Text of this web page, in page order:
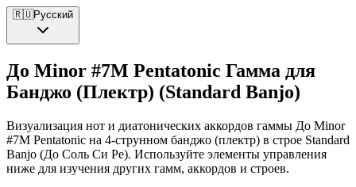
🇷🇺Русский
До Minor #7M Pentatonic Гамма для
Банджо (Плектр) (Standard Banjo)
Визуализация нот и диатонических аккордов гаммы До Minor
#7M Pentatonic на 4-струнном банджо (плектр) в строе Standard
Banjo (До Соль Си Ре). Используйте элементы управления
ниже для изучения других гамм, аккордов и строев.